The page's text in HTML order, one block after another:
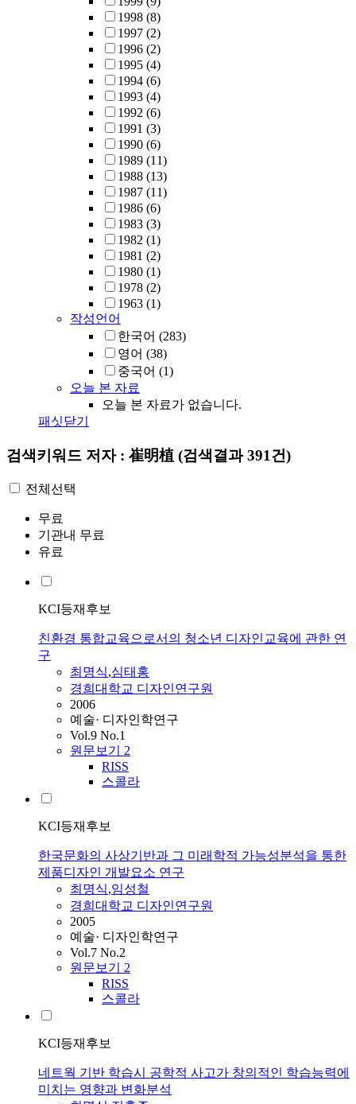
1998 (8)
1997 (2)
1996 (2)
1995 (4)
1994 (6)
1993 (4)
1992 (6)
1991 (3)
1990 (6)
1989 (11)
1988 (13)
1987 (11)
1986 (6)
1983 (3)
1982 (1)
1981 (2)
1980 (1)
1978 (2)
1963 (1)
작성언어
한국어 (283)
영어 (38)
중국어 (1)
오늘 본 자료
오늘 본 자료가 없습니다.
패싯닫기
검색키워드 저자 : 崔明植 (검색결과 391건)
전체선택
무료
기관내 무료
유료
KCI등재후보
친환경 통합교육으로서의 청소년 디자인교육에 관한 연
구
최명식,심태홍
경희대학교 디자인연구원
2006
예술· 디자인학연구
Vol.9 No.1
원문보기 2
RISS
스콜라
KCI등재후보
한국문화의 사상기반과 그 미래학적 가능성분석을 통한
제품디자인 개발요소 연구
최명식,임성철
경희대학교 디자인연구원
2005
예술· 디자인학연구
Vol.7 No.2
원문보기 2
RISS
스콜라
KCI등재후보
네트웍 기반 학습시 공학적 사고가 창의적인 학습능력에
미치는 영향과 변화분석